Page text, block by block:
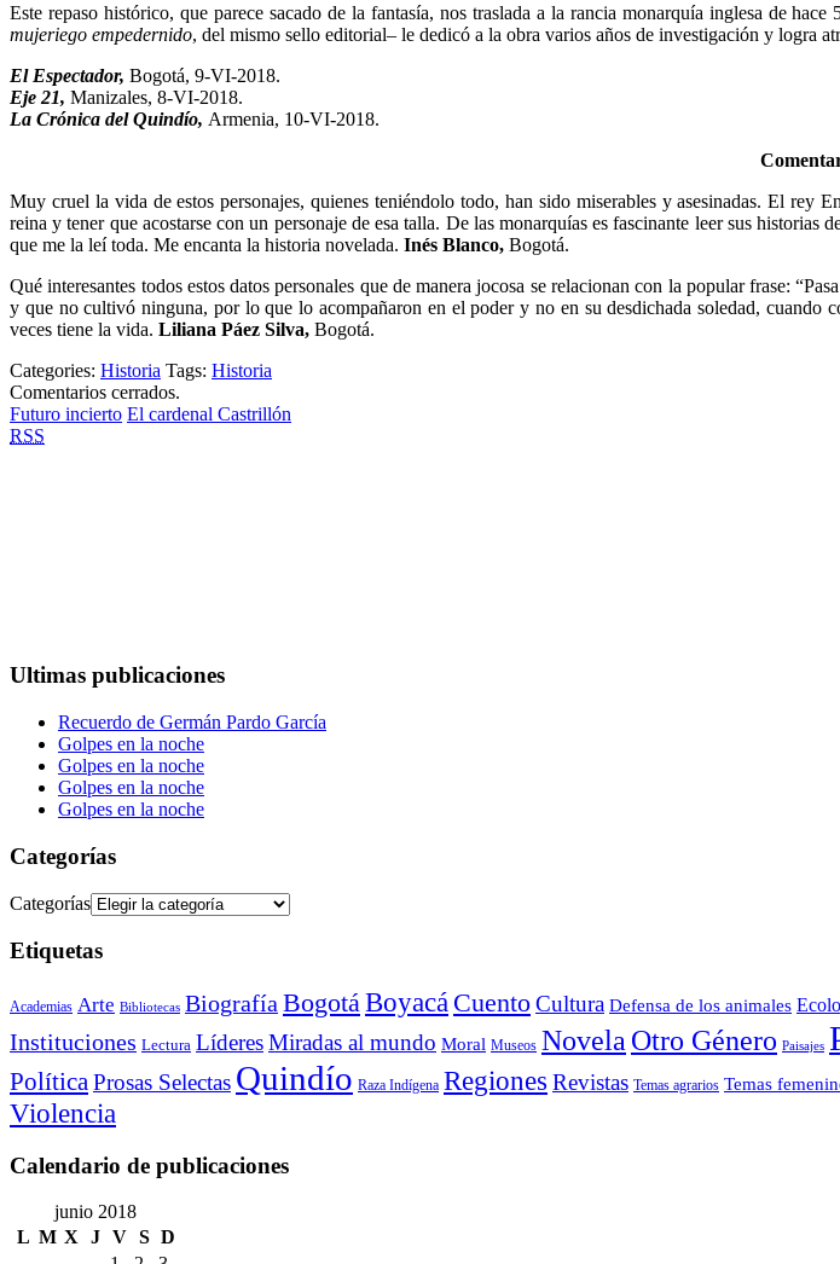
Este repaso histórico, que parece sacado de la fantasía, nos traslada a la rancia monarquía inglesa de
mujeriego empedernido, del mismo sello editorial– le dedicó a la obra varios años de investigación y logra
El Espectador, Bogotá, 9-VI-2018.
Eje 21, Manizales, 8-VI-2018.
La Crónica del Quindío, Armenia, 10-VI-2018.
Muy cruel la vida de estos personajes, quienes teniéndolo todo, han sido miserables y asesinadas. El
reina y tener que acostarse con un personaje de esa talla. De las monarquías es fascinante leer sus
que me la leí toda. Me encanta la historia novelada. Inés Blanco, Bogotá.
Qué interesantes todos estos datos personales que de manera jocosa se relacionan con la popular frase:
y que no cultivó ninguna, por lo que lo acompañaron en el poder y no en su desdichada soledad, cuando
veces tiene la vida. Liliana Páez Silva, Bogotá.
Categories: Historia Tags: Historia
Comentarios cerrados.
Futuro incierto El cardenal Castrillón
RSS
Ultimas publicaciones
Recuerdo de Germán Pardo García
Golpes en la noche
Golpes en la noche
Golpes en la noche
Golpes en la noche
Categorías
Categorías
Etiquetas
Academias Arte Bibliotecas Biografía BogotáBoyacá CuentoCultura Defensa de los animales
Instituciones Lectura LíderesMiradas al mundo Moral Museos Novela Otro Género Paisajes
PolíticaProsas Selectas Quindío Raza Indígena Regiones Revistas Temas agrarios Temas
Violencia
Calendario de publicaciones
junio 2018
L M X J V S D